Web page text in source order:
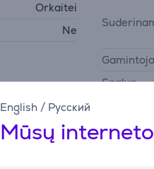
English / Русский
Mūsų
Orkaitei
Ne
Spalva